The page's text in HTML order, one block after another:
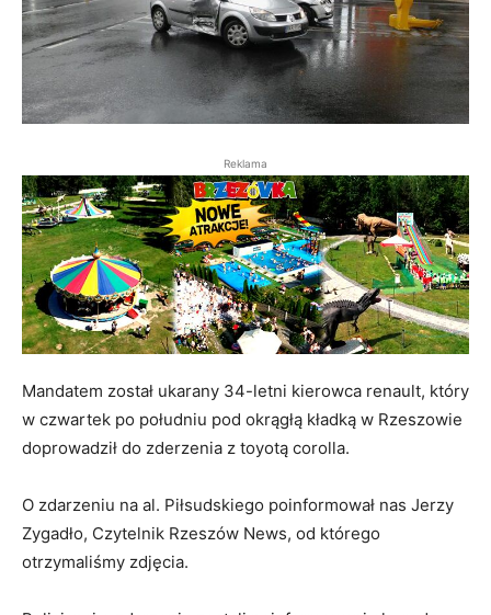
Reklama
Mandatem został ukarany 34-letni kierowca renault, który
w czwartek po południu pod okrągłą kładką w Rzeszowie
doprowadził do zderzenia z toyotą corolla.
O zdarzeniu na al. Piłsudskiego poinformował nas Jerzy
Zygadło, Czytelnik Rzeszów News, od którego
otrzymaliśmy zdjęcia.